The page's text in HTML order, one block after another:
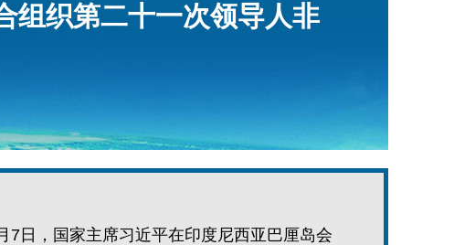
组织第二十一次领导人非
7日，国家主席习近平在印度尼西亚巴厘岛会